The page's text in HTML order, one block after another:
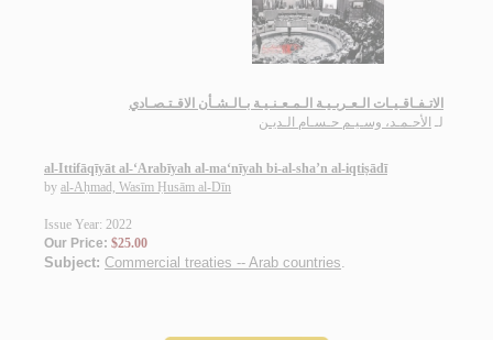
الاتـفـاقـيـات الـعـربـيـة الـمـعـنـيـة بـالـشـأن الاقـتـصـادي
لـ الأحـمـد، وسـيـم حـسـام الـديـن
al-Ittifāqīyāt al-‘Arabīyah al-ma‘nīyah bi-al-sha’n al-iqtiṣādī
by al-Aḥmad, Wasīm Ḥusām al-Dīn
Issue Year: 2022
Our Price: $25.00
Subject: Commercial treaties -- Arab countries.